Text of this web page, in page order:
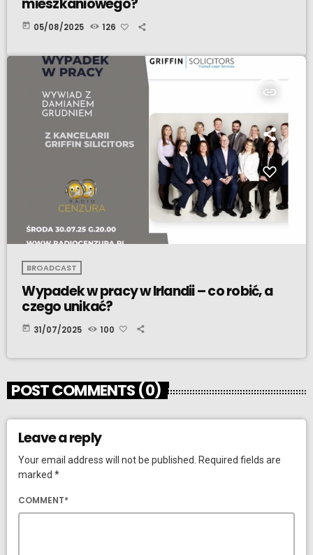
mieszkaniowego?
today 05/08/2025 126
insert_link
BROADCAST
Wypadek w pracy w Irlandii – co robić, a
czego unikać?
today 31/07/2025 100
POST COMMENTS (0)
Leave a reply
Your email address will not be published. Required fields are
marked *
COMMENT*